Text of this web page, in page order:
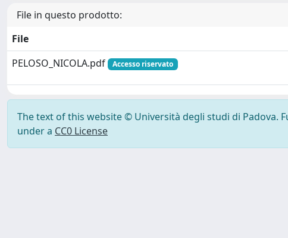
File in questo prodotto:
File
PELOSO_NICOLA.pdf
Accesso riservato
The text of this website © Università degli studi di Padova.
under a CC0 License